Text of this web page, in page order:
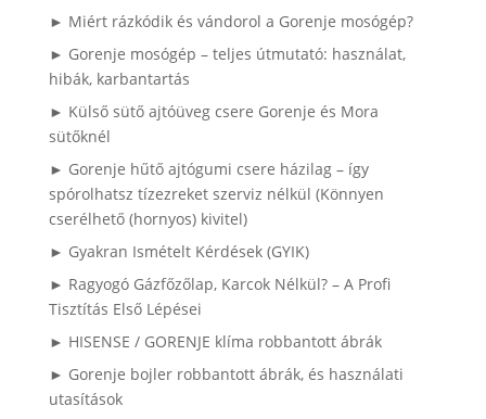
► Miért rázkódik és vándorol a Gorenje mosógép?
► Gorenje mosógép – teljes útmutató: használat,
hibák, karbantartás
► Külső sütő ajtóüveg csere Gorenje és Mora
sütőknél
► Gorenje hűtő ajtógumi csere házilag – így
spórolhatsz tízezreket szerviz nélkül (Könnyen
cserélhető (hornyos) kivitel)
► Gyakran Ismételt Kérdések (GYIK)
► Ragyogó Gázfőzőlap, Karcok Nélkül? – A Profi
Tisztítás Első Lépései
► HISENSE / GORENJE klíma robbantott ábrák
► Gorenje bojler robbantott ábrák, és használati
utasítások